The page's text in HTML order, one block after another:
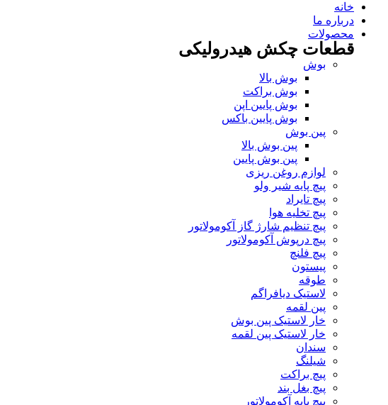
خانه
درباره ما
محصولات
قطعات چکش هیدرولیکی
بوش
بوش بالا
بوش براکت
بوش پایین اپن
بوش پایین باکس
پین بوش
پین بوش بالا
پین بوش پایین
لوازم روغن ریزی
پیچ پایه شیر ولو
پیچ تایراد
پیچ تخلیه هوا
پیچ تنظیم شارژ گاز آکومولاتور
پیچ درپوش آکومولاتور
پیچ فلنچ
پیستون
طوقه
لاستیک دیافراگم
پین لقمه
خار لاستیک پین بوش
خار لاستیک پین لقمه
سندان
شیلنگ
پیچ براکت
پیچ بغل بند
پیچ پایه آکومولاتور